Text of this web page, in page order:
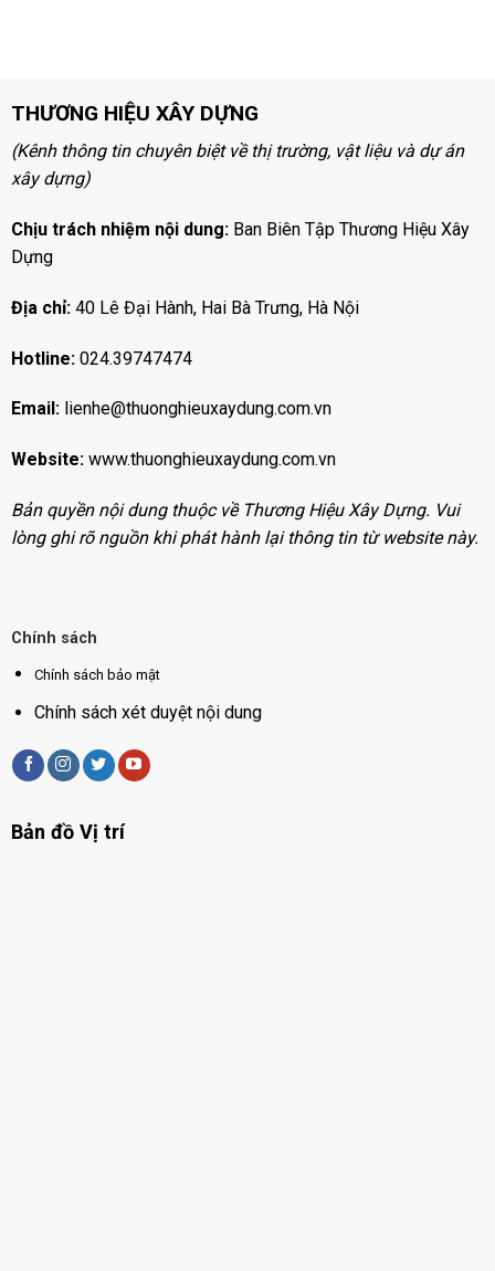
THƯƠNG HIỆU XÂY DỰNG
(Kênh thông tin chuyên biệt về thị trường, vật liệu và dự án
xây dựng)
Chịu trách nhiệm nội dung:Ban Biên Tập Thương Hiệu Xây
Dựng
Địa chỉ:40 Lê Đại Hành, Hai Bà Trưng, Hà Nội
Hotline:024.39747474
Email:lienhe@thuonghieuxaydung.com.vn
Website: www.thuonghieuxaydung.com.vn
Bản quyền nội dung thuộc về Thương Hiệu Xây Dựng. Vui
lòng ghi rõ nguồn khi phát hành lại thông tin từ website này.
Chính sách
Chính sách bảo mật
Chính sách xét duyệt nội dung
Bản đồ Vị trí